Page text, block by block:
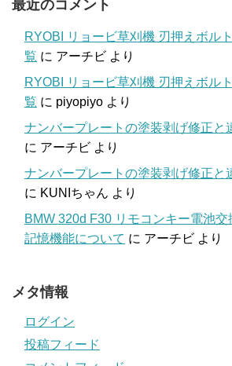
最近のコメント
RYOBI リョービ草刈機 刃押えボル
覧 に アーチビ より
RYOBI リョービ草刈機 刃押えボル
覧 に piyopiyo より
ナンバープレートの塗装剥げ修正と
に アーチビ より
ナンバープレートの塗装剥げ修正と
に KUNIちゃん より
BMW 320d F30 リモコンキー電池
記憶機能について に アーチビ より
メタ情報
ログイン
投稿フィード